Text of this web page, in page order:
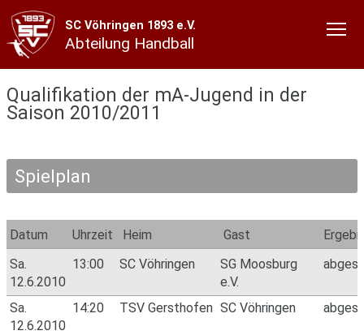
SC Vöhringen 1893 e.V.
Abteilung Handball
Qualifikation der mA-Jugend in der
Saison 2010/2011
Spielplan
Datum Uhrzeit Heim Gast
Sa.
12.6.2010
13:00 SC Vöhringen
SG Moosburg
e.V.
Sa.
12.6.2010
14:20 TSV Gersthofen SC Vöhringen